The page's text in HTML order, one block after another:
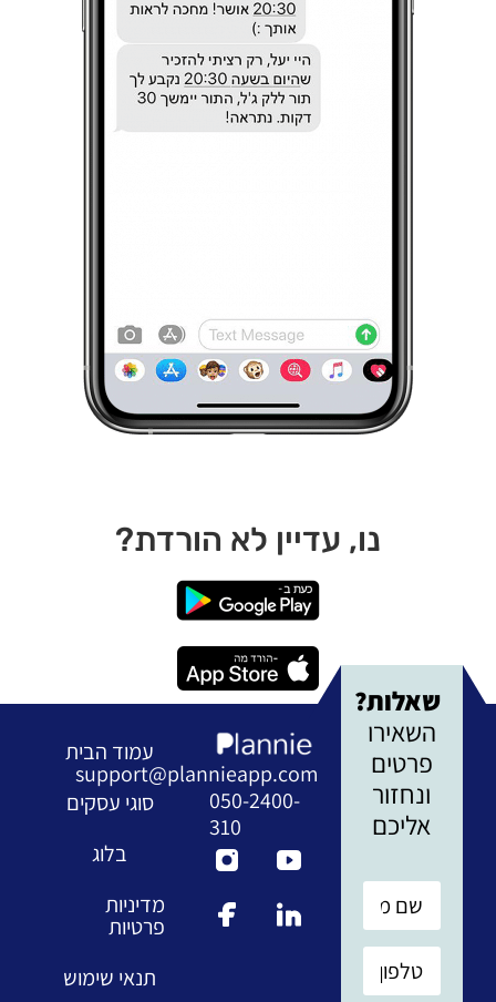
נו, עדיין לא הורדת?
עמוד הבית
סוגי עסקים
בלוג
מדיניות
פרטיות
תנאי שימוש
שאלות?
השאירו
פרטים
ונחזור
אליכם
support@plannieapp.com
050-2400-
310